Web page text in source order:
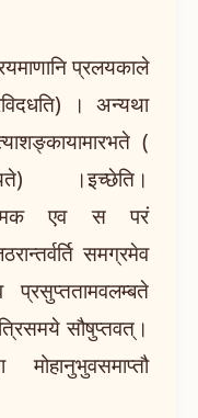
प्रलयकाले
। अन्यथा
(
।इच्छेति।
एव स परं
समग्रमेव
प्रसुप्ततामवलम्बते
सौषुप्तवत्।